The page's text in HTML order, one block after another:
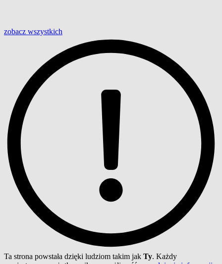
zobacz wszystkich
Ta strona powstała dzięki ludziom takim jak Ty. Każdy